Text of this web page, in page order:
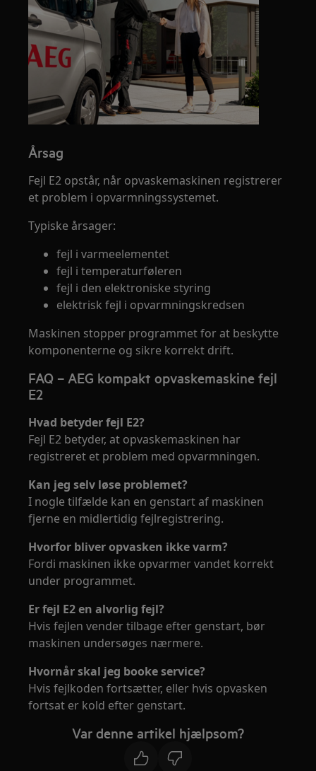
Årsag
Fejl E2 opstår, når opvaskemaskinen registrerer
et problem i opvarmningssystemet.
Typiske årsager:
fejl i varmeelementet
fejl i temperaturføleren
fejl i den elektroniske styring
elektrisk fejl i opvarmningskredsen
Maskinen stopper programmet for at beskytte
komponenterne og sikre korrekt drift.
FAQ – AEG kompakt opvaskemaskine fejl
E2
Hvad betyder fejl E2?
Fejl E2 betyder, at opvaskemaskinen har
registreret et problem med opvarmningen.
Kan jeg selv løse problemet?
I nogle tilfælde kan en genstart af maskinen
fjerne en midlertidig fejlregistrering.
Hvorfor bliver opvasken ikke varm?
Fordi maskinen ikke opvarmer vandet korrekt
under programmet.
Er fejl E2 en alvorlig fejl?
Hvis fejlen vender tilbage efter genstart, bør
maskinen undersøges nærmere.
Hvornår skal jeg booke service?
Hvis fejlkoden fortsætter, eller hvis opvasken
fortsat er kold efter genstart.
Var denne artikel hjælpsom?